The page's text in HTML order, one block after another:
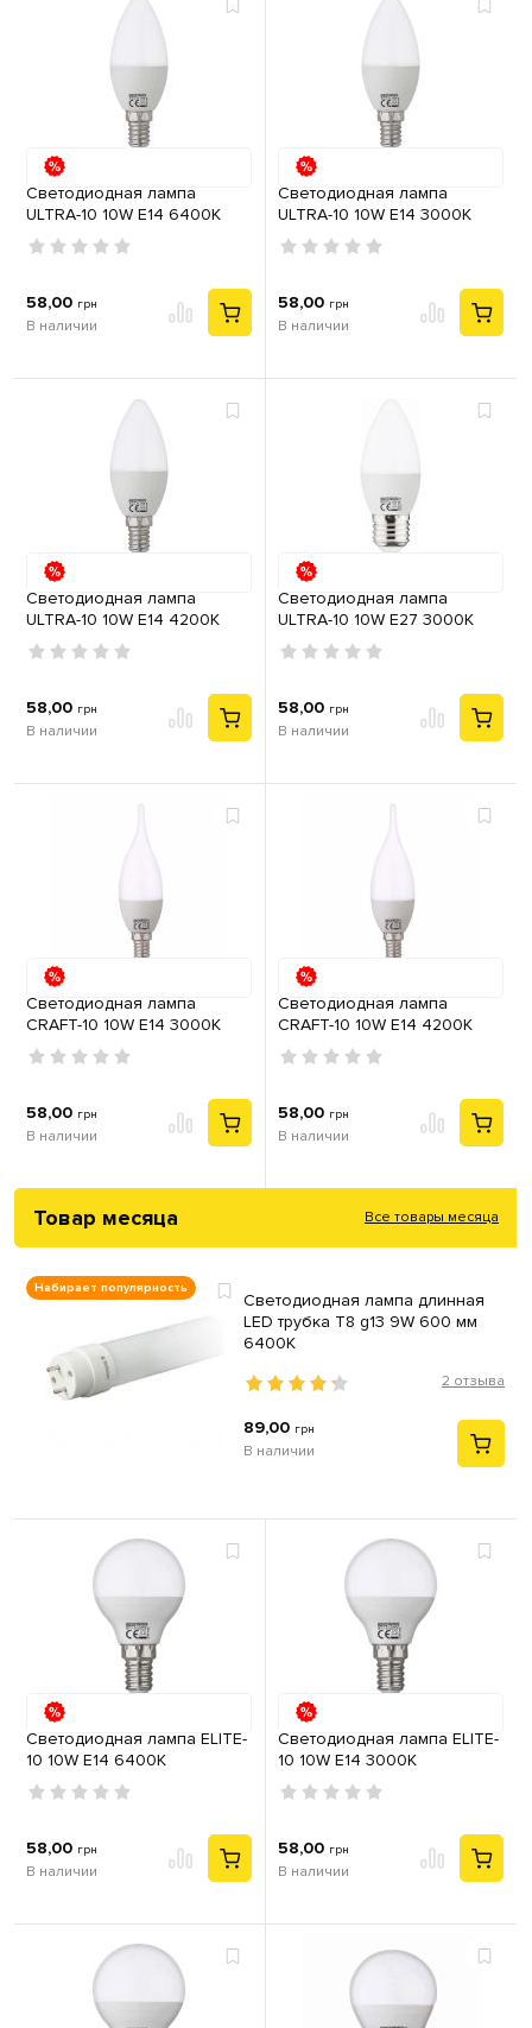
Cветодиодная лампа
ULTRA-10 10W E14 6400К
58,00 грн
В наличии
Cветодиодная лампа
ULTRA-10 10W E14 3000К
58,00 грн
В наличии
Светодиодная лампа
ULTRA-10 10W E14 4200К
58,00 грн
В наличии
Светодиодная лампа
ULTRA-10 10W E27 3000К
58,00 грн
В наличии
Светодиодная лампа
CRAFT-10 10W E14 3000К
58,00 грн
В наличии
Светодиодная лампа
CRAFT-10 10W E14 4200К
58,00 грн
В наличии
Товар месяца Все товары месяца
Набирает популярность
Светодиодная лампа длинная
LED трубка T8 g13 9W 600 мм
6400К
2 отзыва
89,00 грн
В наличии
Светодиодная лампа ELITE-
10 10W Е14 6400K
58,00 грн
В наличии
Светодиодная лампа ELITE-
10 10W Е14 3000K
58,00 грн
В наличии